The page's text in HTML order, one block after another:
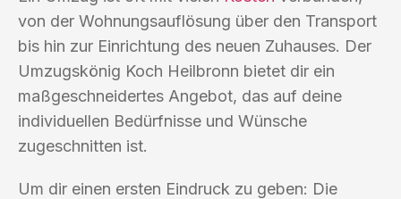
von der Wohnungsauflösung über den Transport
bis hin zur Einrichtung des neuen Zuhauses. Der
Umzugskönig Koch Heilbronn bietet dir ein
maßgeschneidertes Angebot, das auf deine
individuellen Bedürfnisse und Wünsche
zugeschnitten ist.
Um dir einen ersten Eindruck zu geben: Die